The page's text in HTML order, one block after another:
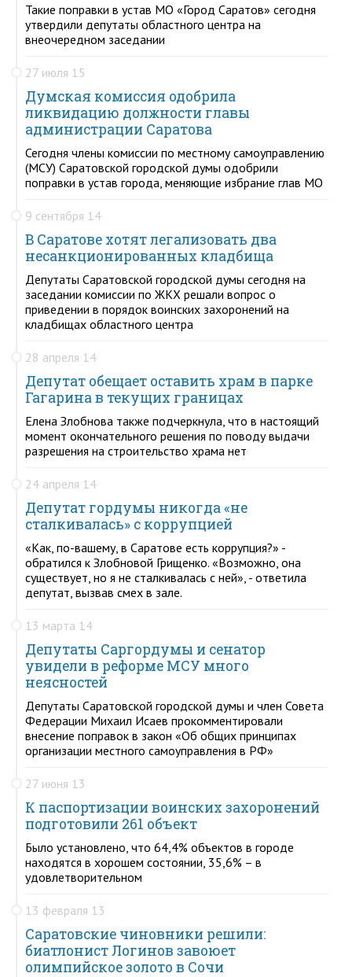
Такие поправки в устав МО «Город Саратов» сегодня
утвердили депутаты областного центра на
внеочередном заседании
27 июля 15
Думская комиссия одобрила
ликвидацию должности главы
администрации Саратова
Сегодня члены комиссии по местному самоуправлению
(МСУ) Саратовской городской думы одобрили
поправки в устав города, меняющие избрание глав МО
9 сентября 14
В Саратове хотят легализовать два
несанкционированных кладбища
Депутаты Саратовской городской думы сегодня на
заседании комиссии по ЖКХ решали вопрос о
приведении в порядок воинских захоронений на
кладбищах областного центра
28 апреля 14
Депутат обещает оставить храм в парке
Гагарина в текущих границах
Елена Злобнова также подчеркнула, что в настоящий
момент окончательного решения по поводу выдачи
разрешения на строительство храма нет
24 апреля 14
Депутат гордумы никогда «не
сталкивалась» с коррупцией
«Как, по-вашему, в Саратове есть коррупция?» -
обратился к Злобновой Грищенко. «Возможно, она
существует, но я не сталкивалась с ней», - ответила
депутат, вызвав смех в зале.
13 марта 14
Депутаты Саргордумы и сенатор
увидели в реформе МСУ много
неясностей
Депутаты Саратовской городской думы и член Совета
Федерации Михаил Исаев прокомментировали
внесение поправок в закон «Об общих принципах
организации местного самоуправления в РФ»
27 июня 13
К паспортизации воинских захоронений
подготовили 261 объект
Было установлено, что 64,4% объектов в городе
находятся в хорошем состоянии, 35,6% – в
удовлетворительном
13 февраля 13
Саратовские чиновники решили:
биатлонист Логинов завоюет
олимпийское золото в Сочи